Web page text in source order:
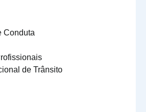
Conduta
de Trânsito